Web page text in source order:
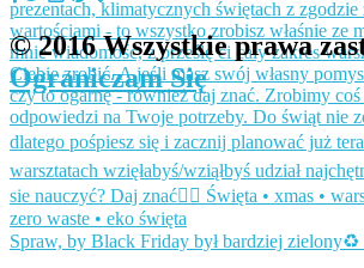
Spraw, by Black Friday był bardziej zielony♻️
© 2016 Wszystkie prawa
Ograniczam Się